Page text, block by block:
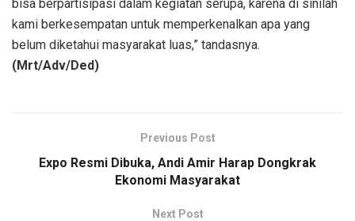
bisa berpartisipasi dalam kegiatan serupa, karena di sinilah
kami berkesempatan untuk memperkenalkan apa yang
belum diketahui masyarakat luas,” tandasnya.
(Mrt/Adv/Ded)
Previous Post
Expo Resmi Dibuka, Andi Amir Harap Dongkrak
Ekonomi Masyarakat
Next Post